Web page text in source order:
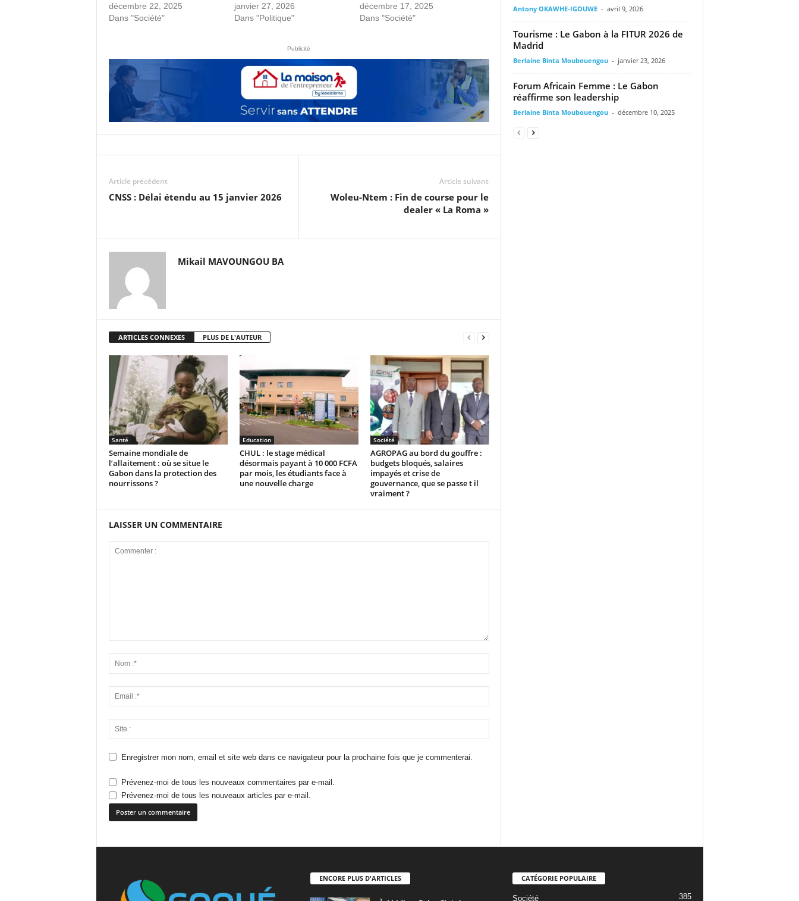
décembre 22, 2025
Dans "Société"
janvier 27, 2026
Dans "Politique"
décembre 17, 2025
Dans "Société"
Publicité
Article précédent
CNSS : Délai étendu au 15 janvier 2026
Article suivant
Woleu-Ntem : Fin de course pour le
dealer « La Roma »
Mikail MAVOUNGOU BA
ARTICLES CONNEXES PLUS DE L'AUTEUR
Santé
Semaine mondiale de
l’allaitement : où se situe le
Gabon dans la protection des
nourrissons ?
Education
CHUL : le stage médical
désormais payant à 10 000 FCFA
par mois, les étudiants face à
une nouvelle charge
Société
AGROPAG au bord du gouffre :
budgets bloqués, salaires
impayés et crise de
gouvernance, que se passe t il
vraiment ?
LAISSER UN COMMENTAIRE
Enregistrer mon nom, email et site web dans ce navigateur pour la prochaine fois que je commenterai.
Prévenez-moi de tous les nouveaux commentaires par e-mail.
Prévenez-moi de tous les nouveaux articles par e-mail.
Antony OKAWHE-IGOUWE - avril 9, 2026
Tourisme : Le Gabon à la FITUR 2026 de
Madrid
Berlaine Binta Moubouengou - janvier 23, 2026
Forum Africain Femme : Le Gabon
réaffirme son leadership
Berlaine Binta Moubouengou - décembre 10, 2025
ENCORE PLUS D'ARTICLES CATÉGORIE POPULAIRE
Société 385